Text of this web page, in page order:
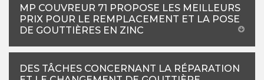
MP COUVREUR 71 PROPOSE LES MEILLEURS
PRIX POUR LE REMPLACEMENT ET LA POSE
DE GOUTTIÈRES EN ZINC
DES TÂCHES CONCERNANT LA RÉPARATION